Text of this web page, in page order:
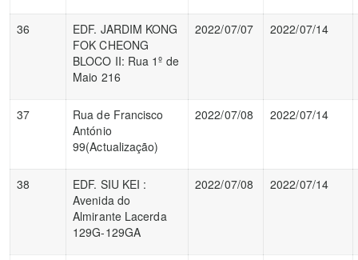
36
EDF. JARDIM KONG
FOK CHEONG
BLOCO II: Rua 1º de
Maio 216
2022/07/07 2022/07/14
37
Rua de Francisco
António
99(Actualização)
2022/07/08 2022/07/14
38
EDF. SIU KEI :
Avenida do
Almirante Lacerda
129G-129GA
2022/07/08 2022/07/14